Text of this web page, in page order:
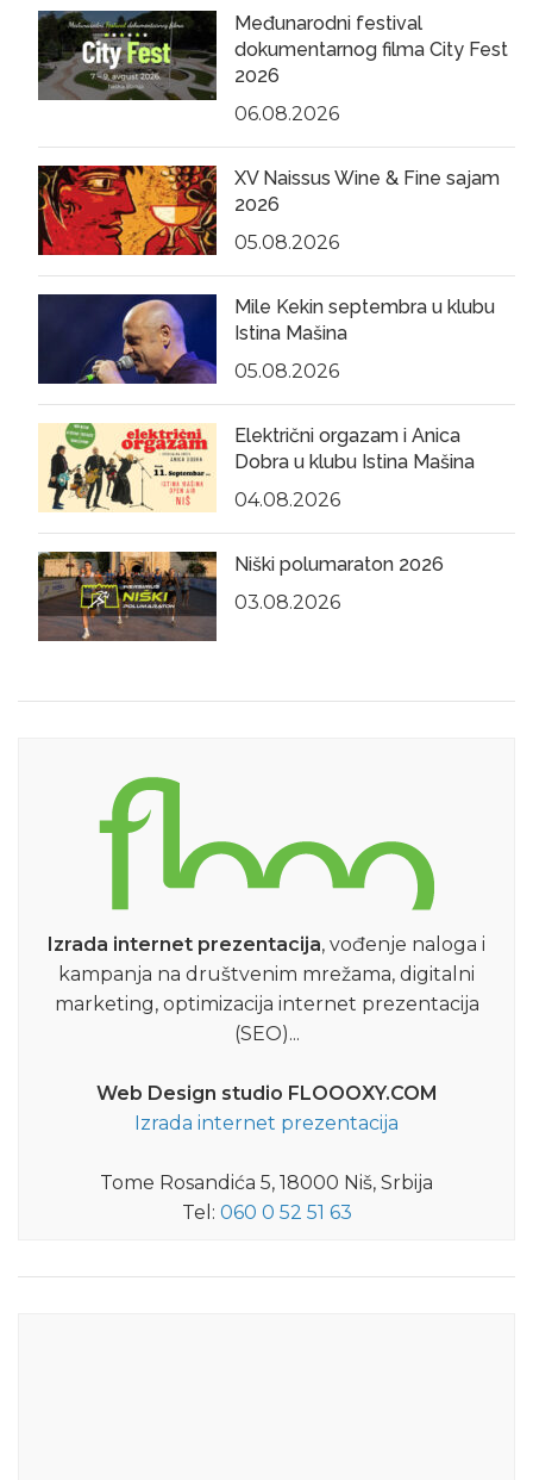
Međunarodni festival
dokumentarnog filma City Fest
2026
06.08.2026
XV Naissus Wine & Fine sajam
2026
05.08.2026
Mile Kekin septembra u klubu
Istina Mašina
05.08.2026
Električni orgazam i Anica
Dobra u klubu Istina Mašina
04.08.2026
Niški polumaraton 2026
03.08.2026
Izrada internet prezentacija, vođenje naloga i
kampanja na društvenim mrežama, digitalni
marketing, optimizacija internet prezentacija
(SEO)...
Web Design studio FLOOOXY.COM
Izrada internet prezentacija
Tome Rosandića 5, 18000 Niš, Srbija
Tel: 060 0 52 51 63